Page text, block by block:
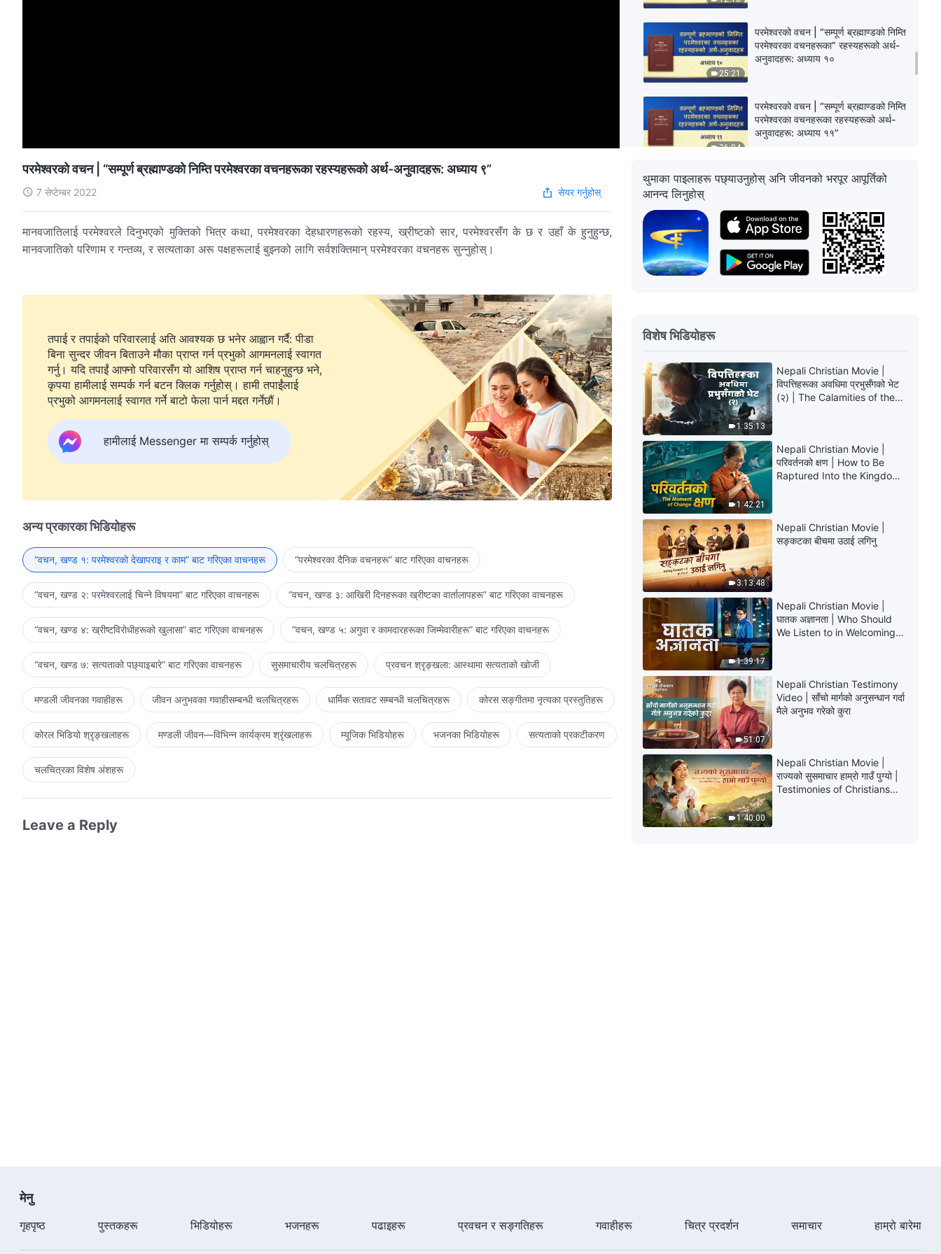
25:21
परमेश्‍वरको वचन | “सम्पूर्ण ब्रह्माण्डको निम्ति
परमेश्‍वरका वचनहरूका” रहस्यहरूको अर्थ-
अनुवादहरू: अध्याय १०
26:04
परमेश्‍वरको वचन | “सम्पूर्ण ब्रह्माण्डको निम्ति
परमेश्‍वरका वचनहरूका रहस्यहरूको अर्थ-
अनुवादहरू: अध्याय ११”
10:20
परमेश्‍वरको वचन | “सम्पूर्ण ब्रह्माण्डको निम्ति
परमेश्‍वरको वचन | “सम्पूर्ण ब्रह्माण्डको निम्ति
परमेश्‍वरका वचनहरूका” रहस्यहरूको अर्थ-
28:42
अनुवादहरू: अध्याय १६”
29:04
परमेश्‍वरको वचन | “सम्पूर्ण ब्रह्माण्डको निम्ति
परमेश्‍वरका वचनहरूका” रहस्यहरूको अर्थ-
अनुवादहरू: अध्याय १७
26:38
परमेश्‍वरको वचन | “सम्पूर्ण ब्रह्माण्डको निम्ति
परमेश्‍वरका वचनहरूका रहस्यहरूको अर्थ-
अनुवादहरू: अध्याय १८”
18:03
परमेश्‍वरको वचन | “सम्पूर्ण ब्रह्माण्डको निम्ति
परमेश्‍वरका वचनहरूका” रहस्यहरूको अर्थ-
अनुवादहरू: अध्याय १९
19:33
परमेश्‍वरको वचन | “सम्पूर्ण ब्रह्माण्डको निम्ति
परमेश्‍वरका वचनहरूका” रहस्यहरूको अर्थ-
अनुवादहरू: अध्याय २०
24:58
परमेश्‍वरको वचन | “सम्पूर्ण ब्रह्माण्डको निम्ति
परमेश्‍वरका वचनहरूका रहस्यहरूको अर्थ-
अनुवादहरू: अध्याय २२ र २३”
16:37
परमेश्‍वरको वचन | “सम्पूर्ण ब्रह्माण्डको निम्ति
परमेश्‍वरका वचनहरूका” रहस्यहरूको अर्थ-
अनुवादहरू: अध्याय २४ र २५
परमेश्‍वरको वचन | “सम्पूर्ण ब्रह्माण्डको निम्ति परमेश्‍वरका वचनहरूका रहस्यहरूको अर्थ-अनुवादहरू: अध्याय ९”
7 सेप्टेम्बर 2022 सेयर गर्नुहोस्
मानवजातिलाई परमेश्‍वरले दिनुभएको मुक्तिको भित्र कथा, परमेश्‍वरका देहधारणहरूको रहस्य, ख्रीष्टको सार, परमेश्‍वरसँग के छ र उहाँ के हुनुहुन्छ,
मानवजातिको परिणाम र गन्तव्य, र सत्यताका अरू पक्षहरूलाई बुझ्‍नको लागि सर्वशक्तिमान्‌ परमेश्‍वरका वचनहरू सुन्‍नुहोस्।
तपाई र तपाईको परिवारलाई अति आवश्यक छ भनेर आह्वान गर्दै: पीडा
बिना सुन्दर जीवन बिताउने मौका प्राप्त गर्न प्रभुको आगमनलाई स्वागत
गर्नु। यदि तपाईं आफ्नो परिवारसँग यो आशिष प्राप्त गर्न चाहनुहुन्छ भने,
कृपया हामीलाई सम्पर्क गर्न बटन क्लिक गर्नुहोस्। हामी तपाईंलाई
प्रभुको आगमनलाई स्वागत गर्ने बाटो फेला पार्न मद्दत गर्नेछौं।
हामीलाई Messenger मा सम्पर्क गर्नुहोस्
अन्य प्रकारका भिडियोहरू
“वचन, खण्ड १: परमेश्‍वरको देखापराइ र काम” बाट गरिएका वाचनहरू “परमेश्‍वरका दैनिक वचनहरू” बाट गरिएका वाचनहरू
“वचन, खण्ड २: परमेश्‍वरलाई चिन्‍ने विषयमा” बाट गरिएका वाचनहरू “वचन, खण्ड ३: आखिरी दिनहरूका ख्रीष्टका वार्तालापहरू” बाट गरिएका वाचनहरू
“वचन, खण्ड ४: ख्रीष्टविरोधीहरूको खुलासा” बाट गरिएका वाचनहरू “वचन, खण्ड ५: अगुवा र कामदारहरूका जिम्‍मेवारीहरू” बाट गरिएका वाचनहरू
“वचन, खण्ड ७: सत्यताको पछ्याइबारे” बाट गरिएका वाचनहरू सुसमाचारीय चलचित्रहरू प्रवचन श्रृङ्खला: आस्थामा सत्यताको खोजी
मण्डली जीवनका गवाहीहरू जीवन अनुभवका गवाहीसम्‍बन्धी चलचित्रहरू धार्मिक सतावट सम्‍बन्धी चलचित्रहरू कोरस सङ्गीतमा नृत्यका प्रस्तुतिहरू
कोरल भिडियो श्रृङ्खलाहरू मण्डली जीवन—विभिन्‍न कार्यक्रम श्रृंखलाहरू म्यूजिक भिडियोहरू भजनका भिडियोहरू सत्यताको प्रकटीकरण
चलचित्रका विशेष अंशहरू
Leave a Reply
थुमाका पाइलाहरू पछ्याउनुहोस् अनि जीवनको भरपूर आपूर्तिको
आनन्द लिनुहोस्
विशेष भिडियोहरू
1:35:13
Nepali Christian Movie |
विपत्तिहरूका अवधिमा प्रभुसँगको भेट
(२) | The Calamities of the
1:42:21
Nepali Christian Movie |
परिवर्तनको क्षण | How to Be
Raptured Into the Kingdom
3:13:48
Nepali Christian Movie |
सङ्कटका बीचमा उठाई लगिनु
1:39:17
Nepali Christian Movie |
घातक अज्ञानता | Who Should
We Listen to in Welcoming
51:07
Nepali Christian Testimony
Video | साँचो मार्गको अनुसन्धान गर्दा
मैले अनुभव गरेको कुरा
1:40:00
Nepali Christian Movie |
राज्यको सुसमाचार हाम्रो गाउँ पुग्यो |
Testimonies of Christians
मेनु
गृहपृष्ठ पुस्तकहरू भिडियोहरू भजनहरू पढाइहरू प्रवचन र सङ्गतिहरू गवाहीहरू चित्र प्रदर्शन समाचार हाम्रो बारेमा